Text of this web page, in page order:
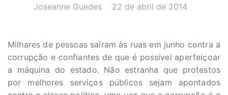
AUTOR(A):
Joseanne Guedes DATA:
22 de abril de 2014
Milhares de pessoas saíram às ruas em junho contra a
corrupção e confiantes de que é possível aperfeiçoar
a máquina do estado. Não estranha que protestos
por melhores serviços públicos sejam apontados